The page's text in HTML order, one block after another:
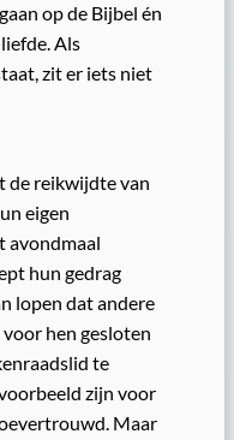
op de Bijbel én
Als
zit er iets niet
de reikwijdte van
eigen
avondmaal
hun gedrag
lopen dat andere
hen gesloten
te
zijn voor
Maar